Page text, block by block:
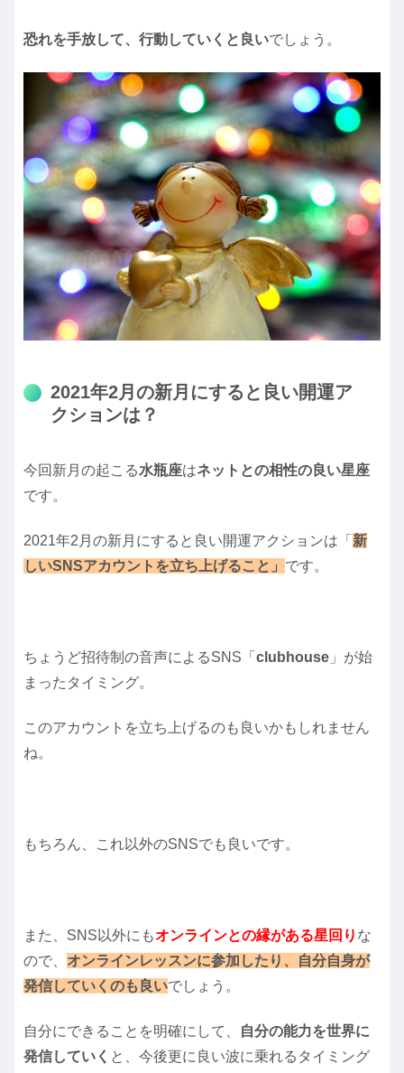
恐れを手放して、行動していくと良いでしょう。
2021年2月の新月にすると良い開運ア
クションは？
今回新月の起こる水瓶座はネットとの相性の良い星座
です。
2021年2月の新月にすると良い開運アクションは「 新
しいSNSアカウントを立ち上げること」 です。
ちょうど招待制の音声によるSNS「 clubhouse 」が始
まったタイミング。
このアカウントを立ち上げるのも良いかもしれません
ね。
もちろん、これ以外のSNSでも良いです。
また、SNS以外にもオンラインとの縁がある星回り な
ので、 オンラインレッスンに参加したり、自分自身が
発信していくのも良いでしょう。
自分にできることを明確にして、
自分の能力を世界に
発信していく と、今後更に良い波に乗れるタイミング